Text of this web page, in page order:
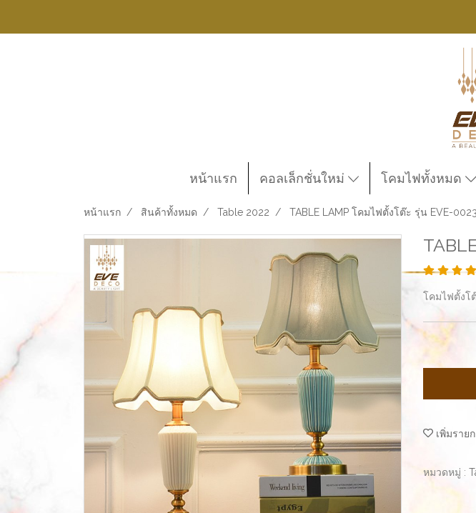
หน้าแรก คอลเล็กชั่นใหม่ โคมไฟทั้งหมด
หน้าแรก สินค้าทั้งหมด Table 2022 TABLE LAMP โคมไฟตั้งโต๊ะ รุ่น EVE-
โคมไฟตั้งโ
เพิ่มราย
หมวดหมู่ :